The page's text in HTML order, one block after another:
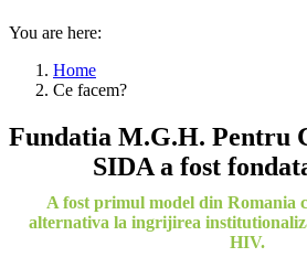
You are here:
Home
Ce facem?
Fundatia M.G.H. Pentru
SIDA a fost
A fost primul model din Romania
alternativa la ingrijirea
HIV.